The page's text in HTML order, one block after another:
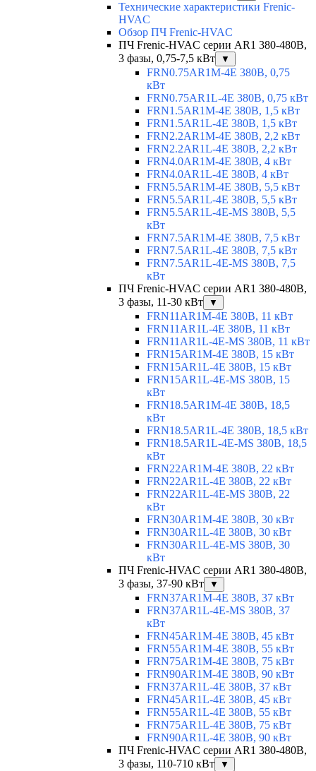
Технические характеристики Frenic-
HVAC
Обзор ПЧ Frenic-HVAC
ПЧ Frenic-HVAC серии AR1 380-480В,
3 фазы, 0,75-7,5 кВт
▼
FRN0.75AR1M-4E 380В, 0,75
кВт
FRN0.75AR1L-4E 380В, 0,75 кВт
FRN1.5AR1M-4E 380В, 1,5 кВт
FRN1.5AR1L-4E 380В, 1,5 кВт
FRN2.2AR1M-4E 380В, 2,2 кВт
FRN2.2AR1L-4E 380В, 2,2 кВт
FRN4.0AR1M-4E 380В, 4 кВт
FRN4.0AR1L-4E 380В, 4 кВт
FRN5.5AR1M-4E 380В, 5,5 кВт
FRN5.5AR1L-4E 380В, 5,5 кВт
FRN5.5AR1L-4E-MS 380В, 5,5
кВт
FRN7.5AR1M-4E 380В, 7,5 кВт
FRN7.5AR1L-4E 380В, 7,5 кВт
FRN7.5AR1L-4E-MS 380В, 7,5
кВт
ПЧ Frenic-HVAC серии AR1 380-480В,
3 фазы, 11-30 кВт
▼
FRN11AR1M-4E 380В, 11 кВт
FRN11AR1L-4E 380В, 11 кВт
FRN11AR1L-4E-MS 380В, 11 кВт
FRN15AR1M-4E 380В, 15 кВт
FRN15AR1L-4E 380В, 15 кВт
FRN15AR1L-4E-MS 380В, 15
кВт
FRN18.5AR1M-4E 380В, 18,5
кВт
FRN18.5AR1L-4E 380В, 18,5 кВт
FRN18.5AR1L-4E-MS 380В, 18,5
кВт
FRN22AR1M-4E 380В, 22 кВт
FRN22AR1L-4E 380В, 22 кВт
FRN22AR1L-4E-MS 380В, 22
кВт
FRN30AR1M-4E 380В, 30 кВт
FRN30AR1L-4E 380В, 30 кВт
FRN30AR1L-4E-MS 380В, 30
кВт
ПЧ Frenic-HVAC серии AR1 380-480В,
3 фазы, 37-90 кВт
▼
FRN37AR1M-4E 380В, 37 кВт
FRN37AR1L-4E-MS 380В, 37
кВт
FRN45AR1M-4E 380В, 45 кВт
FRN55AR1M-4E 380В, 55 кВт
FRN75AR1M-4E 380В, 75 кВт
FRN90AR1M-4E 380В, 90 кВт
FRN37AR1L-4E 380В, 37 кВт
FRN45AR1L-4E 380В, 45 кВт
FRN55AR1L-4E 380В, 55 кВт
FRN75AR1L-4E 380В, 75 кВт
FRN90AR1L-4E 380В, 90 кВт
ПЧ Frenic-HVAC серии AR1 380-480В,
3 фазы, 110-710 кВт
▼